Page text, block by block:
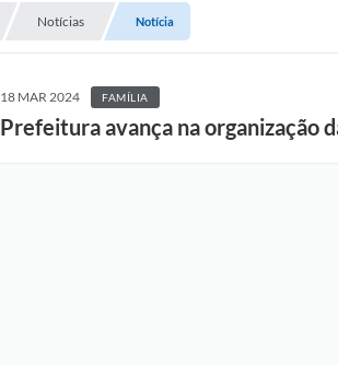
Notícias Notícia
18 MAR 2024 FAMÍLIA
Prefeitura avança na organização